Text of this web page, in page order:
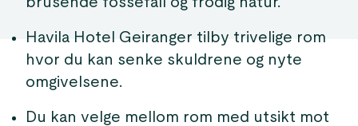
Havila Hotel Geiranger tilby trivelige rom
hvor du kan senke skuldrene og nyte
omgivelsene.
Du kan velge mellom rom med utsikt mot